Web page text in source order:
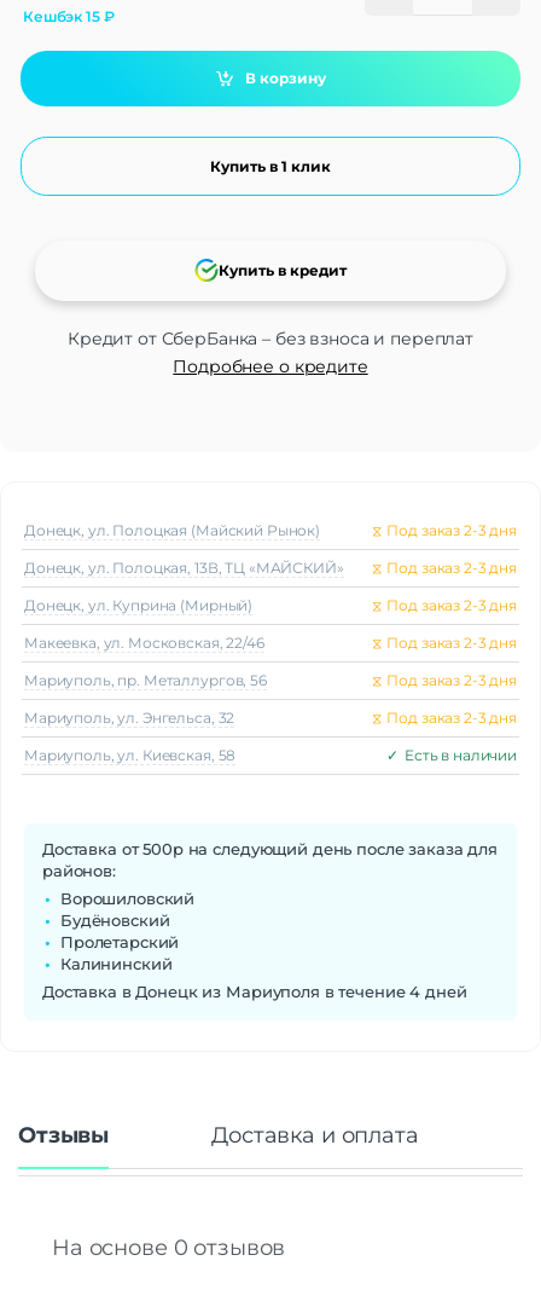
Кешбэк15₽
В корзину
Купить в 1 клик
Кредит от СберБанка – без взноса и переплат
Подробнее о кредите
Купить в кредит
Донецк, ул. Полоцкая (Майский Рынок) ⧖ Под заказ 2-3 дня
Донецк, ул. Полоцкая, 13В, ТЦ «МАЙСКИЙ» ⧖ Под заказ 2-3 дня
Донецк, ул. Куприна (Мирный) ⧖ Под заказ 2-3 дня
Макеeвка, ул. Московская, 22/46 ⧖ Под заказ 2-3 дня
Мариуполь, пр. Металлургов, 56 ⧖ Под заказ 2-3 дня
Мариуполь, ул. Энгельса, 32 ⧖ Под заказ 2-3 дня
Мариуполь, ул. Киевская, 58 ✓ Есть в наличии
Доставка от 500р на следующий день после заказа для
районов:
Ворошиловский
Будёновский
Пролетарский
Калининский
Доставка в Донецк из Мариуполя в течение 4 дней
Отзывы Доставка и оплата
На основе 0 отзывов